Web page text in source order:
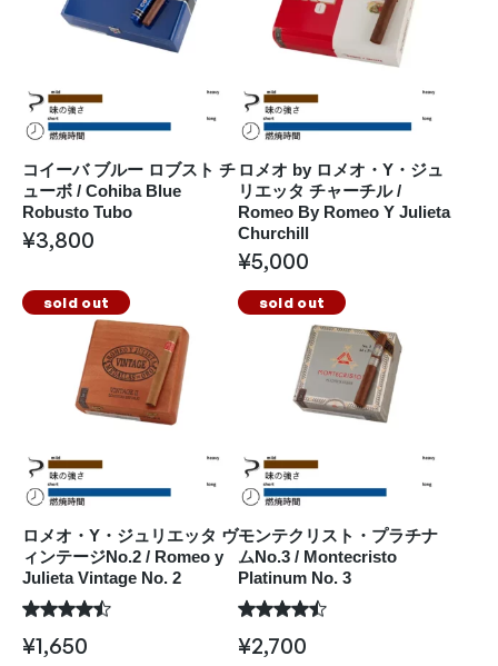
コイーバ ブルー ロブスト チ
ューボ / Cohiba Blue
Robusto Tubo
¥3,800
ロメオ by ロメオ・Y・ジュ
リエッタ チャーチル /
Romeo By Romeo Y Julieta
Churchill
¥5,000
sold out
ロメオ・Y・ジュリエッタ ヴ
ィンテージNo.2 / Romeo y
Julieta Vintage No. 2
¥1,650
sold out
モンテクリスト・プラチナ
ムNo.3 / Montecristo
Platinum No. 3
¥2,700